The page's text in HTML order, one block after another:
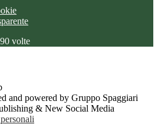
volte
and powered by Gruppo Spaggiari
& New Social Media